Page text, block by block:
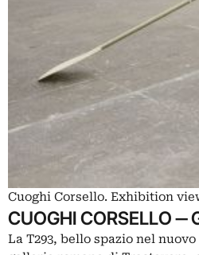
Cuoghi Corsello. Exhibition
CUOGHI CORSELLO ‒
La T293, bello spazio nel